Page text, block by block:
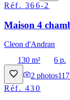
Réf.366-2
Maison 4
Cleon d'Andran
130 m²
6 p.
2 photos
Réf.430